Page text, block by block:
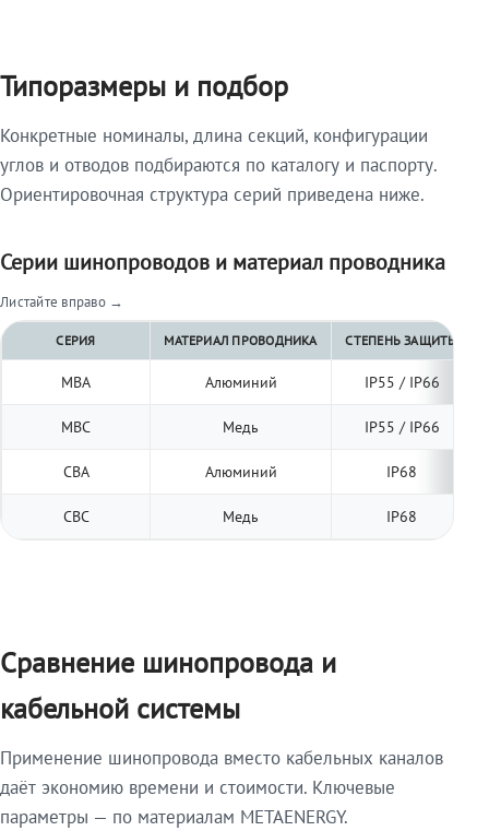
Типоразмеры и подбор
Конкретные номиналы, длина секций, конфигурации
углов и отводов подбираются по каталогу и паспорту.
Ориентировочная структура серий приведена ниже.
Серии шинопроводов и материал проводника
Листайте вправо →
СЕРИЯ МАТЕРИАЛ ПРОВОДНИКА СТЕПЕНЬ ЗАЩИТЫ
МВА Алюминий IP55 / IP66
МВС Медь IP55 / IP66
СВА Алюминий IP68
СВС Медь IP68
Сравнение шинопровода и
кабельной системы
Применение шинопровода вместо кабельных каналов
даёт экономию времени и стоимости. Ключевые
параметры — по материалам METAENERGY.